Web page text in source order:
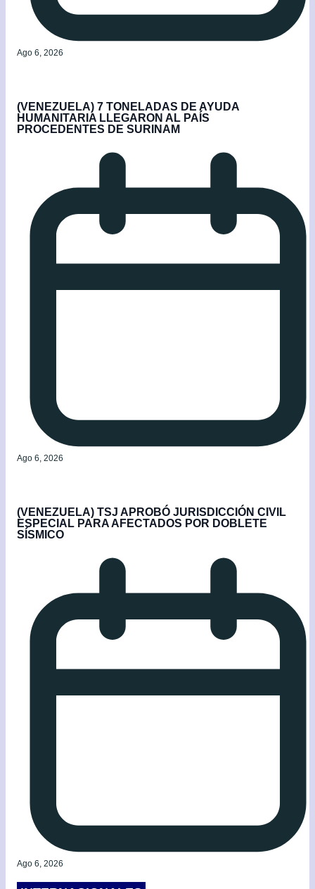
Ago 6, 2026
(VENEZUELA) 7 TONELADAS DE AYUDA
HUMANITARIA LLEGARON AL PAÍS
PROCEDENTES DE SURINAM
Ago 6, 2026
(VENEZUELA) TSJ APROBÓ JURISDICCIÓN CIVIL
ESPECIAL PARA AFECTADOS POR DOBLETE
SÍSMICO
Ago 6, 2026